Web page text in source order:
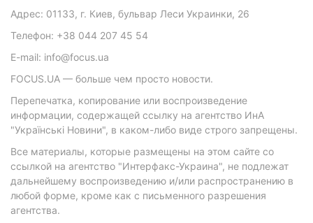
Адрес: 01133, г. Киев, бульвар Леси Украинки, 26
Телефон: +38 044 207 45 54
E-mail: info@focus.ua
FOCUS.UA — больше чем просто новости.
Перепечатка, копирование или воспроизведение
информации, содержащей ссылку на агентство ИнА
"Українські Новини", в каком-либо виде строго запрещены.
Все материалы, которые размещены на этом сайте со
ссылкой на агентство "Интерфакс-Украина", не подлежат
дальнейшему воспроизведению и/или распространению в
любой форме, кроме как с письменного разрешения
агентства.